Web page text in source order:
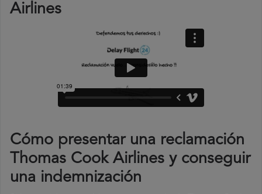
Airlines
Cómo presentar una reclamación
Thomas Cook Airlines y conseguir
una indemnización